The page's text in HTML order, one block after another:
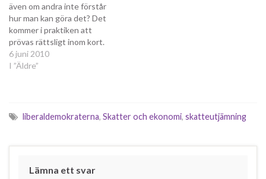
även om andra inte förstår
hur man kan göra det? Det
kommer i praktiken att
prövas rättsligt inom kort.
En tjej får kontakt med en
äldre kille på nätet via en
6 juni 2010
I ”Äldre”
liberaldemokraterna, Skatter och ekonomi, skatteutjämning
Lämna ett svar